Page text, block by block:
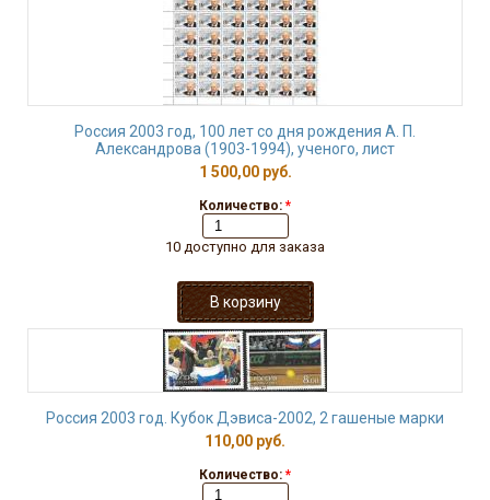
Россия 2003 год, 100 лет со дня рождения А. П.
Александрова (1903-1994), ученого, лист
1 500,00 руб.
Количество: *
10 доступно для заказа
Россия 2003 год. Кубок Дэвиса-2002, 2 гашеные марки
110,00 руб.
Количество: *